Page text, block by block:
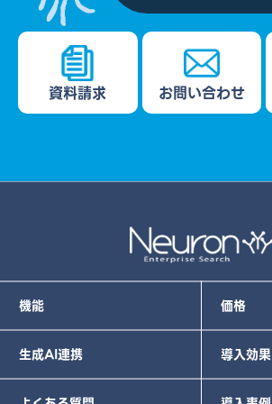
資料請求 お問い合わせ
機能 価格
生成AI連携 導入効果